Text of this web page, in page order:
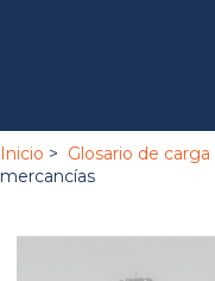
Inicio > Glosario de carga
mercancías